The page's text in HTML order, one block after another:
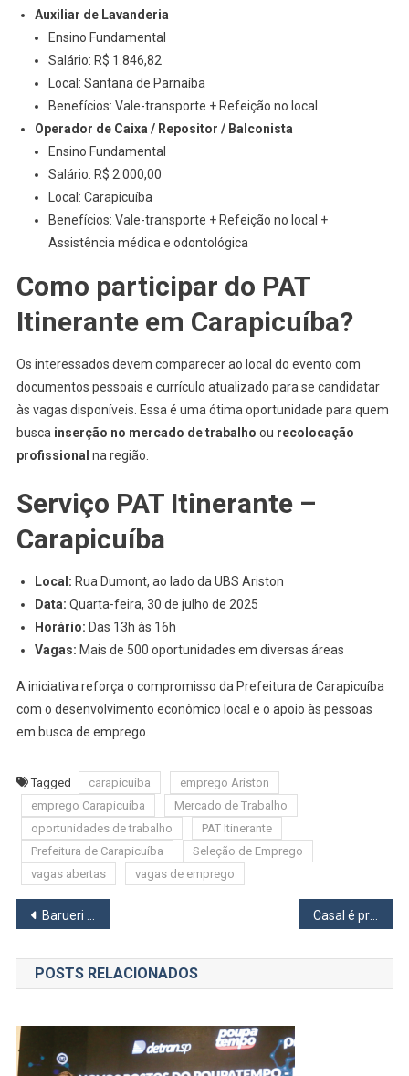
Auxiliar de Lavanderia
Ensino Fundamental
Salário: R$ 1.846,82
Local: Santana de Parnaíba
Benefícios: Vale-transporte + Refeição no local
Operador de Caixa / Repositor / Balconista
Ensino Fundamental
Salário: R$ 2.000,00
Local: Carapicuíba
Benefícios: Vale-transporte + Refeição no local +
Assistência médica e odontológica
Como participar do PAT
Itinerante em Carapicuíba?
Os interessados devem comparecer ao local do evento com
documentos pessoais e currículo atualizado para se candidatar
às vagas disponíveis. Essa é uma ótima oportunidade para quem
busca inserção no mercado de trabalho ou recolocação
profissional na região.
Serviço PAT Itinerante –
Carapicuíba
Local: Rua Dumont, ao lado da UBS Ariston
Data: Quarta-feira, 30 de julho de 2025
Horário: Das 13h às 16h
Vagas: Mais de 500 oportunidades em diversas áreas
A iniciativa reforça o compromisso da Prefeitura de Carapicuíba
com o desenvolvimento econômico local e o apoio às pessoas
em busca de emprego.
Tagged carapicuíba
emprego Ariston
emprego Carapicuíba
Mercado de Trabalho
oportunidades de trabalho
PAT Itinerante
Prefeitura de Carapicuíba
Seleção de Emprego
vagas abertas
vagas de emprego
Navegação
de
Post
Barueri promove Festa de Valorização da Família com programação especial no Parque Ecológico do Tietê
POSTS RELACIONADOS